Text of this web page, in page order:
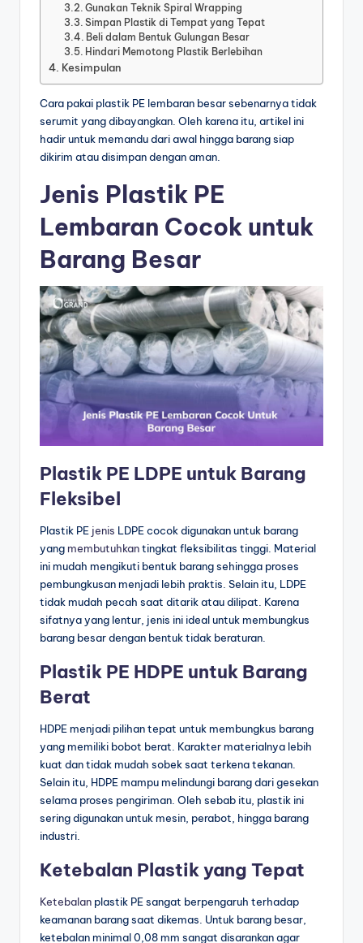
Gunakan Teknik Spiral Wrapping
Simpan Plastik di Tempat yang Tepat
Beli dalam Bentuk Gulungan Besar
Hindari Memotong Plastik Berlebihan
Kesimpulan
Cara pakai plastik PE lembaran besar sebenarnya tidak
serumit yang dibayangkan. Oleh karena itu, artikel ini
hadir untuk memandu dari awal hingga barang siap
dikirim atau disimpan dengan aman.
Jenis Plastik PE
Lembaran Cocok untuk
Barang Besar
Plastik PE LDPE untuk Barang
Fleksibel
Plastik PE jenis LDPE cocok digunakan untuk barang
yang membutuhkantingkat fleksibilitas tinggi. Material
ini mudah mengikuti bentuk barang sehingga proses
pembungkusan menjadi lebih praktis. Selain itu, LDPE
tidak mudah pecah saat ditarik atau dilipat. Karena
sifatnya yang lentur, jenis ini ideal untuk membungkus
barang besar dengan bentuk tidak beraturan.
Plastik PE HDPE untuk Barang
Berat
HDPE menjadi pilihan tepat untuk membungkus barang
yang memiliki bobot berat. Karakter materialnya lebih
kuat dan tidak mudah sobek saat terkena tekanan.
Selain itu, HDPE mampu melindungi barang dari gesekan
selama proses pengiriman. Oleh sebab itu, plastik ini
sering digunakan untuk mesin, perabot, hingga barang
industri.
Ketebalan Plastik yang Tepat
Ketebalan plastik PE sangat berpengaruh terhadap
keamanan barang saat dikemas. Untuk barang besar,
ketebalan minimal 0,08 mm sangat disarankan agar